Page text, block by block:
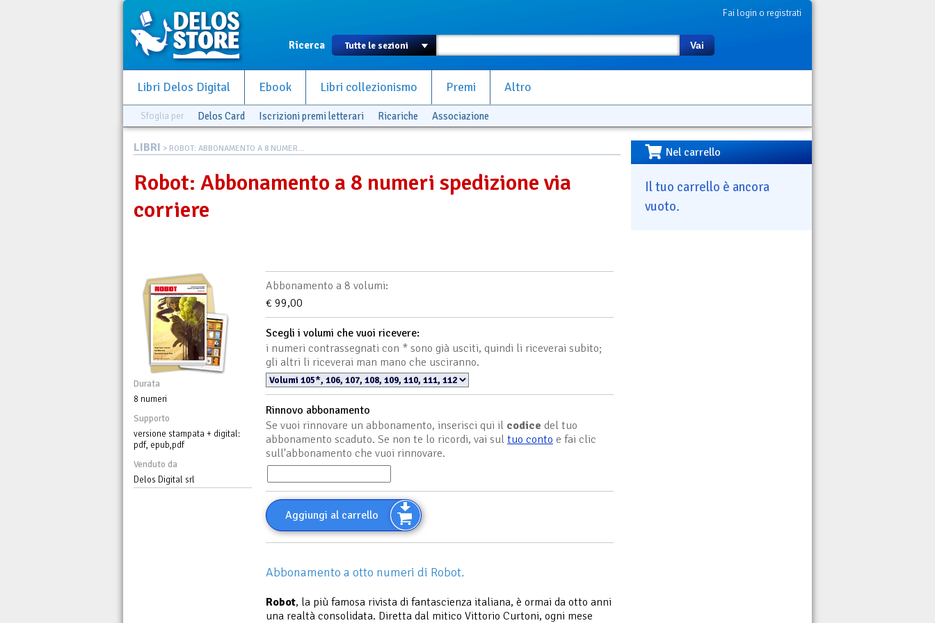
Fai login o registrati
Ricerca Vai
Libri Delos Digital Ebook Libri collezionismo Premi Altro
Sfoglia per Delos Card Iscrizioni premi letterari Ricariche Associazione
LIBRI > ROBOT: ABBONAMENTO A 8 NUMER...
Robot: Abbonamento a 8 numeri spedizione via
corriere
Durata
8 numeri
Supporto
versione stampata + digital:
pdf, epub,pdf
Venduto da
Delos Digital srl
Abbonamento a 8 volumi:
€ 99,00
Scegli i volumi che vuoi ricevere:
i numeri contrassegnati con * sono già usciti, quindi li riceverai subito;
gli altri li riceverai man mano che usciranno.
Rinnovo abbonamento
Se vuoi rinnovare un abbonamento, inserisci qui il codice del tuo
abbonamento scaduto. Se non te lo ricordi, vai sul tuo conto e fai clic
sull'abbonamento che vuoi rinnovare.
Aggiungi al carrello
Abbonamento a otto numeri di Robot.
Robot, la più famosa rivista di fantascienza italiana, è ormai da otto anni
una realtà consolidata. Diretta dal mitico Vittorio Curtoni, ogni mese
Nel carrello
Il tuo carrello è ancora
vuoto.